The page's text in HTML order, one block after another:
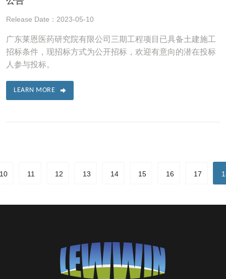
Release Date：2023-05-10
广东莱恩医药研究院有限公司三期工程项目已具备土建施工
招标条件，现招标方式为公开招标，欢迎有意向的潜在投标
人参与投标。
LEARN MORE
11 12 13 14 15 16 17